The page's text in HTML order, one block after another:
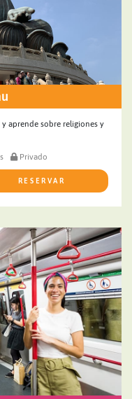
aprende sobre religiones y
Privado
RESERVAR